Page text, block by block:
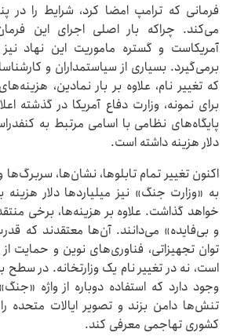
فرمانی که ترامپ امضا کرد، شرایط را در
می‌کند. چراکه بار اصلی اجرای این
آمریکاست و گستره ماموریت این نهاد
برمی‌گیرد. بسیاری از سیاستمداران و
که تغییر نام، علاوه بر بار نمادین،
برای نمونه، وزارت دفاع آمریکا در گذشته
دلار هزینه داشته است.
اکنون تغییر تمام تابلوها، نشان‌ها،
به «وزارت جنگ» نیز میلیاردها دلار
خواهد گذاشت. علاوه بر هزینه‌ها، برخی
و بی‌فایده» می‌دانند. آن‌ها معتقدند که
توان تجهیزاتی، فناوری‌های نوین و حمایت
است، نه در تغییر نام یک وزارتخانه. در سطح
وجود دارد که استفاده دوباره از واژه
تنش‌ها دامن بزند و تصویر ایالات متحده
کشوری تهاجمی معرفی کند.